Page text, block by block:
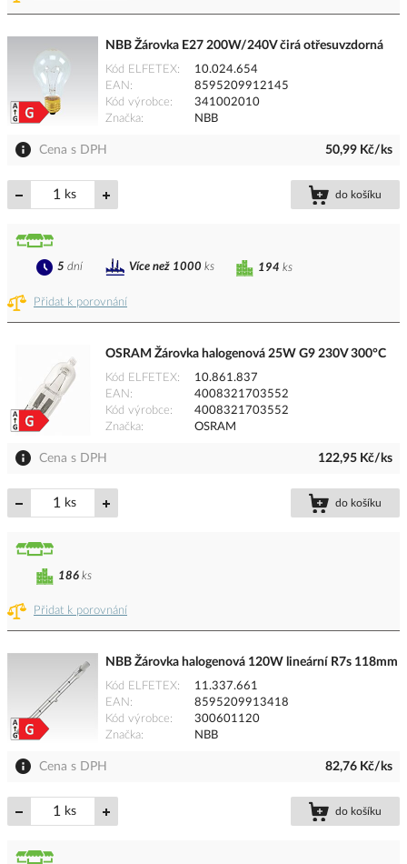
NBB Žárovka E27 200W/240V čirá otřesuvzdorná
Kód ELFETEX
10.024.654
EAN
8595209912145
Kód výrobce
341002010
Značka
NBB
Cena s DPH 50,99 Kč/ks
ks do košíku
Přidat k porovnání
194 ks
5 dní Více než 1000 ks
OSRAM Žárovka halogenová 25W G9 230V 300°C
Kód ELFETEX
10.861.837
EAN
4008321703552
Kód výrobce
4008321703552
Značka
OSRAM
Cena s DPH 122,95 Kč/ks
ks do košíku
Přidat k porovnání
186 ks
NBB Žárovka halogenová 120W lineární R7s 118mm
Kód ELFETEX
11.337.661
EAN
8595209913418
Kód výrobce
300601120
Značka
NBB
Cena s DPH 82,76 Kč/ks
ks do košíku